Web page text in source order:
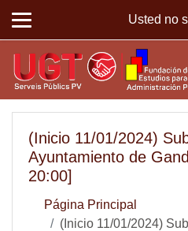
Usted no
(Inicio 11/01/2024)
Ayuntamiento de
20:00]
Página Principal
(Inicio 11/01/2024)